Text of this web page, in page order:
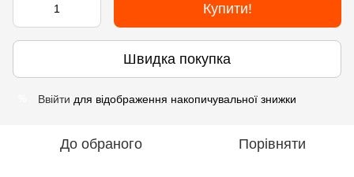
Купити!
Швидка покупка
Ввійти для відображення накопичувальної знижки
До обраного Порівняти